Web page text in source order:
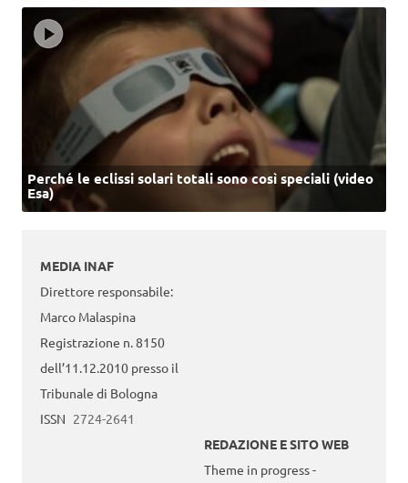
Perché le eclissi solari totali sono così speciali (video
Esa)
MEDIA INAF
Direttore responsabile:
Marco Malaspina
Registrazione n. 8150
dell’11.12.2010 presso il
Tribunale di Bologna
ISSN 2724-2641
REDAZIONE E SITO WEB
Theme in progress -